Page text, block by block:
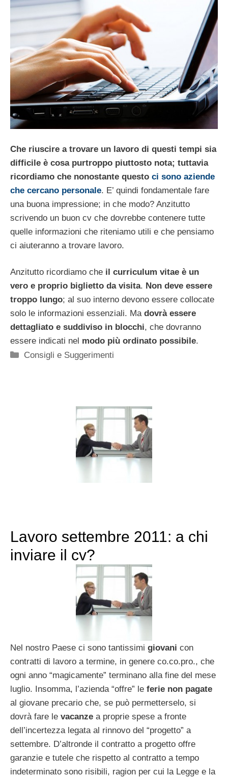
Che riuscire a trovare un lavoro di questi tempi sia
difficile è cosa purtroppo piuttosto nota; tuttavia
ricordiamo che nonostante questo ci sono aziende
che cercano personale. E’ quindi fondamentale fare
una buona impressione; in che modo? Anzitutto
scrivendo un buon cv che dovrebbe contenere tutte
quelle informazioni che riteniamo utili e che pensiamo
ci aiuteranno a trovare lavoro.
Anzitutto ricordiamo che il curriculum vitae è un
vero e proprio biglietto da visita. Non deve essere
troppo lungo; al suo interno devono essere collocate
solo le informazioni essenziali. Ma dovrà essere
dettagliato e suddiviso in blocchi, che dovranno
essere indicati nel modo più ordinato possibile.
Categorie
Consigli e Suggerimenti
Lavoro settembre 2011: a chi
inviare il cv?
Nel nostro Paese ci sono tantissimi giovani con
contratti di lavoro a termine, in genere co.co.pro., che
ogni anno “magicamente” terminano alla fine del mese
luglio. Insomma, l’azienda “offre” le ferie non pagate
al giovane precario che, se può permetterselo, si
dovrà fare le vacanze a proprie spese a fronte
dell’incertezza legata al rinnovo del “progetto” a
settembre. D’altronde il contratto a progetto offre
garanzie e tutele che rispetto al contratto a tempo
indeterminato sono risibili, ragion per cui la Legge e la